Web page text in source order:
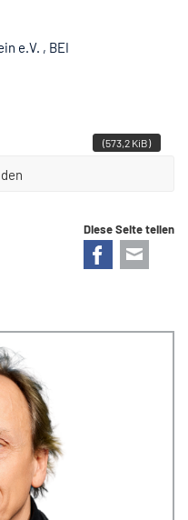
e.V. , BEI
(573,2 KiB)
Diese Seite teilen
Facebook